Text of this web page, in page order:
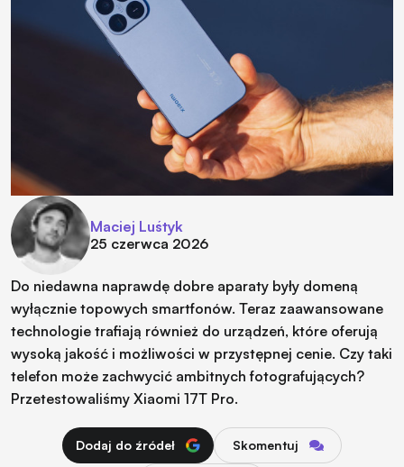
Maciej Luśtyk
25 czerwca 2026
Do niedawna naprawdę dobre aparaty były domeną
wyłącznie topowych smartfonów. Teraz zaawansowane
technologie trafiają również do urządzeń, które oferują
wysoką jakość i możliwości w przystępnej cenie. Czy taki
telefon może zachwycić ambitnych fotografujących?
Przetestowaliśmy Xiaomi 17T Pro.
Dodaj do źródeł Skomentuj